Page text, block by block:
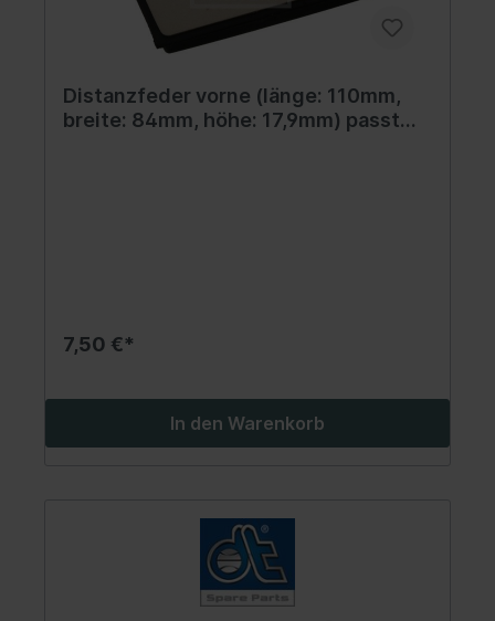
Distanzfeder vorne (länge: 110mm,
breite: 84mm, höhe: 17,9mm) passt
7,50 €*
In den Warenkorb